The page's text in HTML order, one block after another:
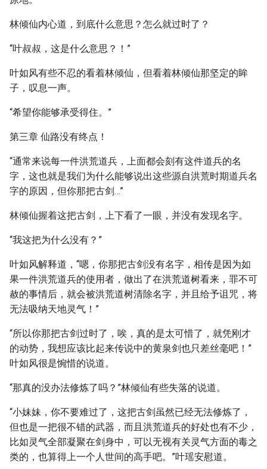
林倾仙内心道，到底什么意思？怎么就过时了？
“叶叔叔，这是什么意思？！”
叶如风有些不忍的看着林倾仙，但看着林倾仙那坚定的眸
子，叹息一声。
“希望你能够承受得住。”
第三章 仙路没有终点！
“通常来说每一件洪荒道兵，上面都会刻有这件道兵的名
字，这也就是我们为什么能够说出这些源自洪荒时期道兵名
字的原因，但你那把古剑…”
林倾仙握着这把古剑，上下看了一眼，并没有发现名字。
“我这把为什么没有？”
叶如风解释道，“嗯，你那把古剑没有名字，相传是因为如
果一件洪荒道兵的使用者，做出了在洪荒道树看来，罪不可
赦的事情后，就会被洪荒道树清除名字，并且给予诅咒，将
无法吸纳天地灵气！”
“所以你那把古剑过时了，唉，真的是太可惜了，就凭刚才
的动势，我想应该比起来传说中的黄泉剑也只差丝毫吧！”
叶如风很是惋惜的说道。
“那真的没办法修炼了吗？”林倾仙有些失落的说道。
“小妹妹，你不要难过了，这把古剑虽然已经无法修炼了，
但也是一把很不错的武器，而且洪荒道兵的好处也有不少，
比如灵气全部凝聚在剑身中，可以无视有关灵气方面的毒之
类的，也算得上一个人世间的高手吧。”叶瑶安慰道。